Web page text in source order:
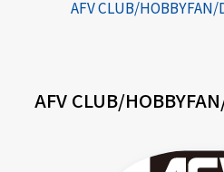
AFV CLUB/
AFV CLUB/